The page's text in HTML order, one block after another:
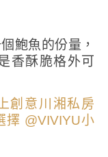
鮑魚的份量，
香酥脆格外可